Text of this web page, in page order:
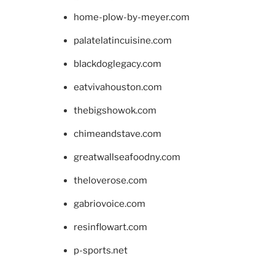
home-plow-by-meyer.com
palatelatincuisine.com
blackdoglegacy.com
eatvivahouston.com
thebigshowok.com
chimeandstave.com
greatwallseafoodny.com
theloverose.com
gabriovoice.com
resinflowart.com
p-sports.net